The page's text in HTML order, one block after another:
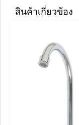
สินค้าเกี่ยวข้อง